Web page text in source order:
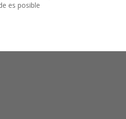
es posible